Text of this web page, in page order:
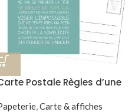
Postale Règles d’une
,Carte & affiches